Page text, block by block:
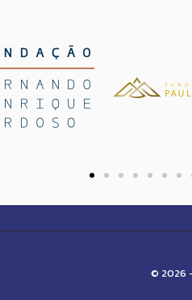
© 2026